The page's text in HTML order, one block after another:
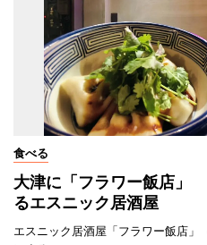
食べる
大津に「フラワー飯店」
るエスニック居酒屋
エスニック居酒屋「フラワー飯店」